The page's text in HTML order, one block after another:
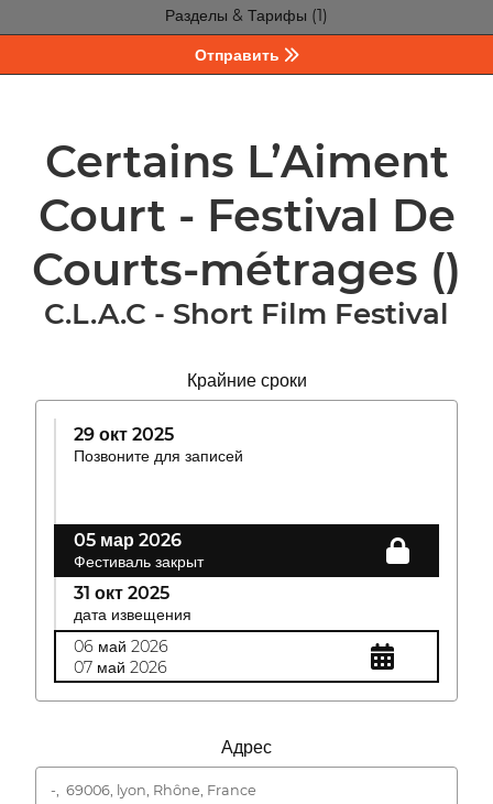
Разделы & Тарифы (1)
Отправить
Certains L’Aiment
Court - Festival De
Courts-métrages ()
C.L.A.C - Short Film Festival
Крайние сроки
29 окт 2025
Позвоните для записей
05 мар 2026
Фестиваль закрыт
31 окт 2025
дата извещения
06 май 2026
07 май 2026
Адрес
-, 69006, lyon, Rhône, France